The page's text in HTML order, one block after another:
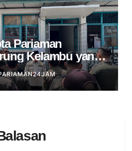
Pariaman
Kelambu yang
Ramadan